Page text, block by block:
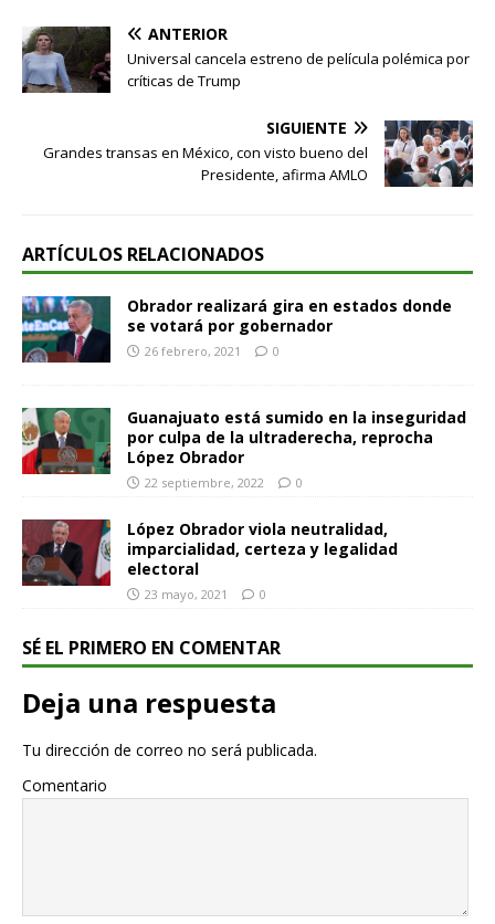
ANTERIOR
Universal cancela estreno de película polémica por
críticas de Trump
SIGUIENTE
Grandes transas en México, con visto bueno del
Presidente, afirma AMLO
ARTÍCULOS RELACIONADOS
Obrador realizará gira en estados donde
se votará por gobernador
26 febrero, 2021 0
Guanajuato está sumido en la inseguridad
por culpa de la ultraderecha, reprocha
López Obrador
22 septiembre, 2022 0
López Obrador viola neutralidad,
imparcialidad, certeza y legalidad
electoral
23 mayo, 2021 0
SÉ EL PRIMERO EN COMENTAR
Deja una respuesta
Tu dirección de correo no será publicada.
Comentario